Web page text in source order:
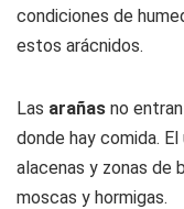
condiciones de
estos arácnidos.
Las arañas no
donde hay comida.
alacenas y zonas de
moscas y hormigas.